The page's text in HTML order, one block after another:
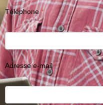
Téléphone
Adresse e-mail